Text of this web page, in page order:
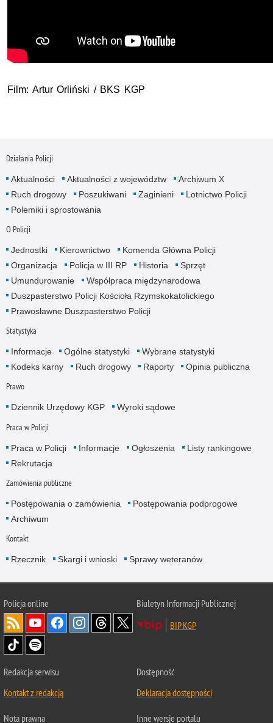
Film: Artur Orliński / BKS KGP
Działania Policji
Aktualności Aktualności z województw
Archiwum X
Ruch drogowy
Poszukiwani Zaginieni
Lotnictwo Policji
Polemiki i sprostowania
O Policji
Jednostki Kierownictwo
Komenda Główna Policji
Organizacja
Policja w III RP Historia
Sprzęt
Umundurowanie
Współpraca międzynarodowa
Duszpasterstwo Policji Kościoła Rzymskokatolickiego
Prawosławne Duszpasterstwo Policji
Statystyka
Informacje Ogólne statystyki
Wybrane statystyki
Kodeks karny
Ruch drogowy Raporty Opinia publiczna
Prawo
Dziennik Urzędowy KGP Wyroki sądowe
Praca w Policji
Praca w Policji Informacje Ogłoszenia
Listy rankingowe
Rekrutacja
Zamówienia publiczne
Postępowania o zamówienia
Postępowania podprogowe
Archiwum
Kontakt
Rzecznik Skargi i wnioski Sprawy weteranów
Policjaonline
Biuletyn Informacji Publicznej
BIP KGP
Redakcja serwisu
Kontakt z redakcją
Dostępność
Deklaracja dostępności
Nota prawna Inne wersje portalu